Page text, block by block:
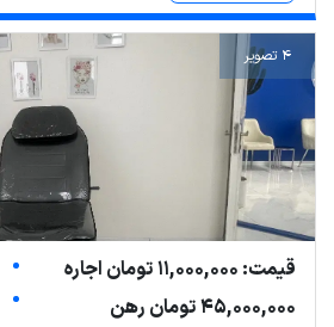
4 تصویر
قیمت: 11,000,000 تومان اجاره
45,000,000 تومان رهن